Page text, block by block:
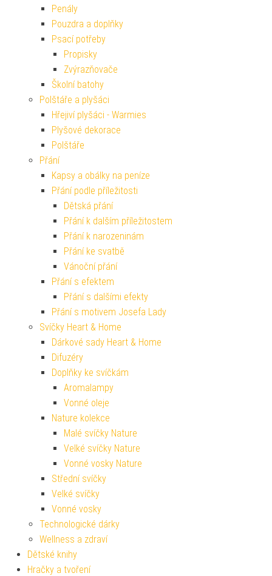
Penály
Pouzdra a doplňky
Psací potřeby
Propisky
Zvýrazňovače
Školní batohy
Polštáře a plyšáci
Hřejiví plyšáci - Warmies
Plyšové dekorace
Polštáře
Přání
Kapsy a obálky na peníze
Přání podle příležitosti
Dětská přání
Přání k dalším příležitostem
Přání k narozeninám
Přání ke svatbě
Vánoční přání
Přání s efektem
Přání s dalšími efekty
Přání s motivem Josefa Lady
Svíčky Heart & Home
Dárkové sady Heart & Home
Difuzéry
Doplňky ke svíčkám
Aromalampy
Vonné oleje
Nature kolekce
Malé svíčky Nature
Velké svíčky Nature
Vonné vosky Nature
Střední svíčky
Velké svíčky
Vonné vosky
Technologické dárky
Wellness a zdraví
Dětské knihy
Hračky a tvoření